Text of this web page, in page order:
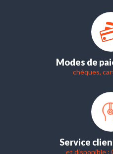
Modes de
chèques,
Service
et disponible :